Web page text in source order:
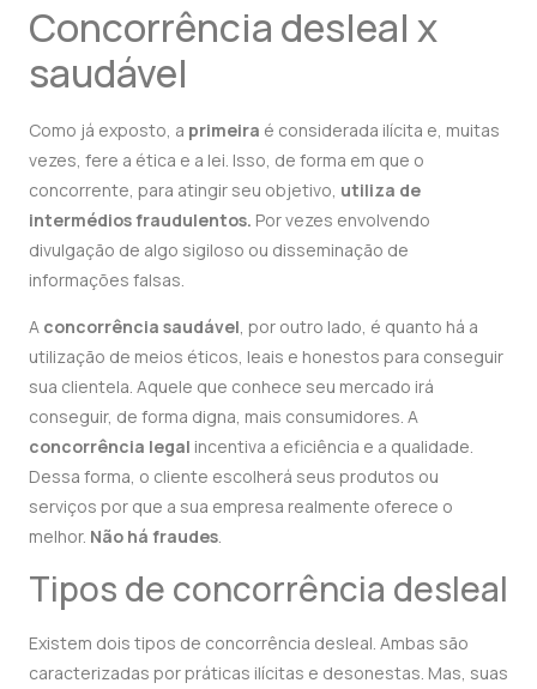
Concorrência desleal x
saudável
Como já exposto, a primeira é considerada ilícita e, muitas
vezes, fere a ética e a lei. Isso, de forma em que o
concorrente, para atingir seu objetivo, utiliza de
intermédios fraudulentos. Por vezes envolvendo
divulgação de algo sigiloso ou disseminação de
informações falsas.
A concorrência saudável, por outro lado, é quanto há a
utilização de meios éticos, leais e honestos para conseguir
sua clientela. Aquele que conhece seu mercado irá
conseguir, de forma digna, mais consumidores. A
concorrência legal incentiva a eficiência e a qualidade.
Dessa forma, o cliente escolherá seus produtos ou
serviços por que a sua empresa realmente oferece o
melhor. Não há fraudes.
Tipos de concorrência desleal
Existem dois tipos de concorrência desleal. Ambas são
caracterizadas por práticas ilícitas e desonestas. Mas, suas